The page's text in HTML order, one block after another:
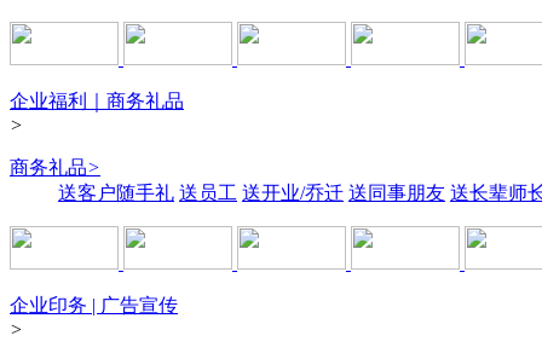
企业福利｜商务礼品
>
商务礼品>
送客户随手礼 送员工 送开业/乔迁 送同事朋友 送长辈师
企业印务 | 广告宣传
>